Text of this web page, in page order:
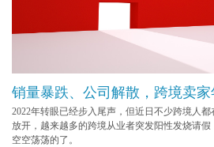
销量暴跌、公司解散，跨境卖
2022年转眼已经步入尾声，但近日不少跨境人
放开，越来越多的跨境从业者突发阳性发烧请
空空荡荡的了。